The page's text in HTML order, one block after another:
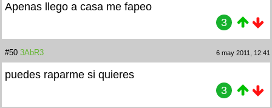
Apenas llego a casa me fapeo
3
#50 3AbR3 6 may 2011, 12:41
puedes raparme si quieres
3